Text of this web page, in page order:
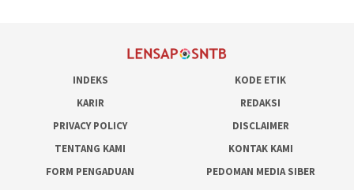
INDEKS
KODE ETIK
KARIR
REDAKSI
PRIVACY POLICY
DISCLAIMER
TENTANG KAMI
KONTAK KAMI
FORM PENGADUAN
PEDOMAN MEDIA SIBER